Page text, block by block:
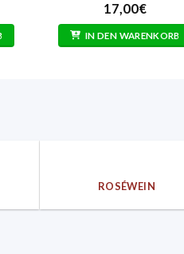
Bewertet
5von
5
17,00€
IN DEN WARENKORB
ROSÉWEIN